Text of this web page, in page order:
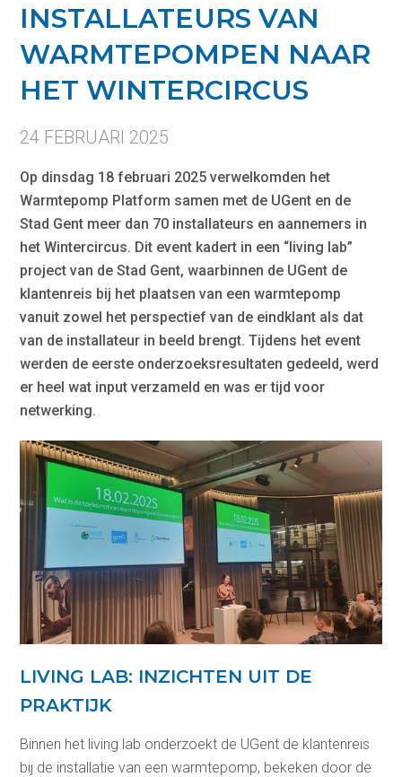
INSTALLATEURS VAN
WARMTEPOMPEN NAAR
HET WINTERCIRCUS
24 FEBRUARI 2025
Op dinsdag 18 februari 2025 verwelkomden het
Warmtepomp Platform samen met de UGent en de
Stad Gent meer dan 70 installateurs en aannemers in
het Wintercircus. Dit event kadert in een “living lab”
project van de Stad Gent, waarbinnen de UGent de
klantenreis bij het plaatsen van een warmtepomp
vanuit zowel het perspectief van de eindklant als dat
van de installateur in beeld brengt. Tijdens het event
werden de eerste onderzoeksresultaten gedeeld, werd
er heel wat input verzameld en was er tijd voor
netwerking.
LIVING LAB: INZICHTEN UIT DE
PRAKTIJK
Binnen het living lab onderzoekt de UGent de klantenreis
bij de installatie van een warmtepomp, bekeken door de